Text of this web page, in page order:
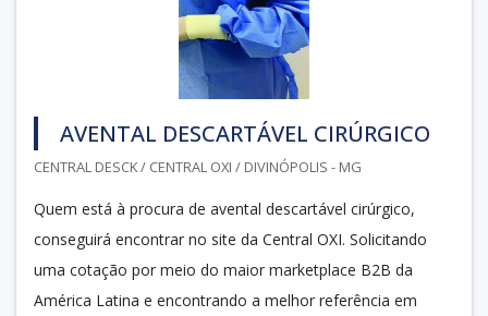
AVENTAL DESCARTÁVEL CIRÚRGICO
CENTRAL DESCK / CENTRAL OXI / DIVINÓPOLIS - MG
Quem está à procura de avental descartável cirúrgico,
conseguirá encontrar no site da Central OXI. Solicitando
uma cotação por meio do maior marketplace B2B da
América Latina e encontrando a melhor referência em